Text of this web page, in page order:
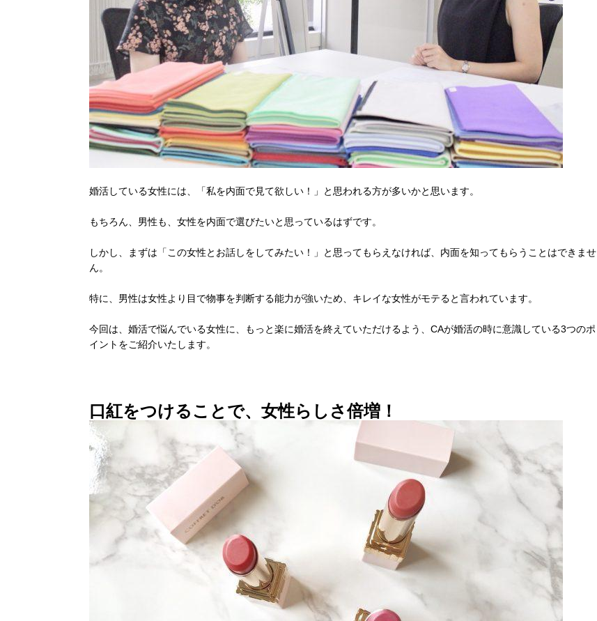
婚活している女性には、「私を内面で見て欲しい！」と思われる方が多いかと思います。
もちろん、男性も、女性を内面で選びたいと思っているはずです。
しかし、まずは「この女性とお話しをしてみたい！」と思ってもらえなければ、内面を知ってもらうことはできませ
ん。
特に、男性は女性より目で物事を判断する能力が強いため、キレイな女性がモテると言われています。
今回は、婚活で悩んでいる女性に、もっと楽に婚活を終えていただけるよう、CAが婚活の時に意識している3つのポ
イントをご紹介いたします。
口紅をつけることで、女性らしさ倍増！